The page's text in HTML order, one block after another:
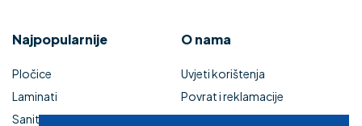
Najpopularnije
Pločice
Laminati
Sanitarije
O nama
Uvjeti korištenja
Povrat i reklamacije
Izjava o sigurnosti online